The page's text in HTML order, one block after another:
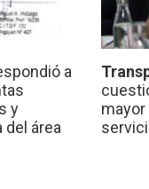
a
y
área